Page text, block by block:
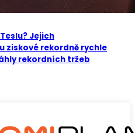
Jejich
ziskové rekordně rychle
rekordních tržeb